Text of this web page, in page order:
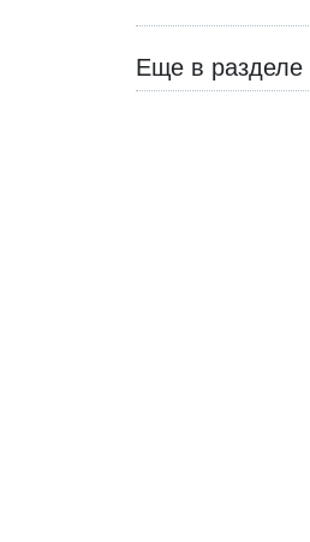
Еще в разделе